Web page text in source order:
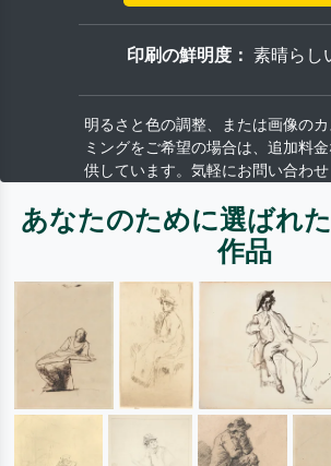
印刷の鮮明度： 素晴らし
明るさと色の調整、または画像の
ミングをご希望の場合は、追加料
供しています。気軽にお問い合わせ
あなたのために選ばれ
作品